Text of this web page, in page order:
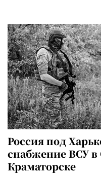
Россия под
снабжение ВСУ в
Краматорске